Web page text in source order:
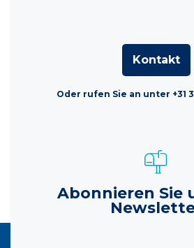
Kontakt
Oder rufen Sie an unter +31
Abonnieren Sie